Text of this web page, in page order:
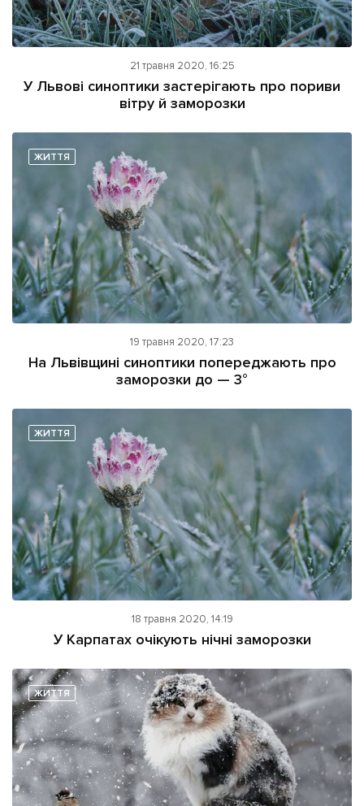
21 травня 2020, 16:25
У Львові синоптики застерігають про пориви
вітру й заморозки
ЖИТТЯ
19 травня 2020, 17:23
На Львівщині синоптики попереджають про
заморозки до — 3°
ЖИТТЯ
18 травня 2020, 14:19
У Карпатах очікують нічні заморозки
ЖИТТЯ